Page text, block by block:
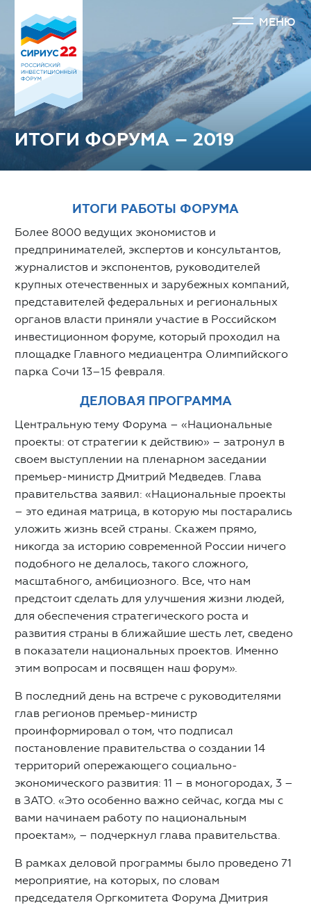
МЕНЮ
ИТОГИ ФОРУМА – 2019
ИТОГИ РАБОТЫ ФОРУМА
Более 8000 ведущих экономистов и
предпринимателей, экспертов и консультантов,
журналистов и экспонентов, руководителей
крупных отечественных и зарубежных компаний,
представителей федеральных и региональных
органов власти приняли участие в Российском
инвестиционном форуме, который проходил на
площадке Главного медиацентра Олимпийского
парка Сочи 13–15 февраля.
ДЕЛОВАЯ ПРОГРАММА
Центральную тему Форума – «Национальные
проекты: от стратегии к действию» – затронул в
своем выступлении на пленарном заседании
премьер-министр Дмитрий Медведев. Глава
правительства заявил: «Национальные проекты
– это единая матрица, в которую мы постарались
уложить жизнь всей страны. Скажем прямо,
никогда за историю современной России ничего
подобного не делалось, такого сложного,
масштабного, амбициозного. Все, что нам
предстоит сделать для улучшения жизни людей,
для обеспечения стратегического роста и
развития страны в ближайшие шесть лет, сведено
в показатели национальных проектов. Именно
этим вопросам и посвящен наш форум».
В последний день на встрече с руководителями
глав регионов премьер-министр
проинформировал о том, что подписал
постановление правительства о создании 14
территорий опережающего социально-
экономического развития: 11 – в моногородах, 3 –
в ЗАТО. «Это особенно важно сейчас, когда мы с
вами начинаем работу по национальным
проектам», – подчеркнул глава правительства.
В рамках деловой программы было проведено 71
мероприятие, на которых, по словам
председателя Оргкомитета Форума Дмитрия